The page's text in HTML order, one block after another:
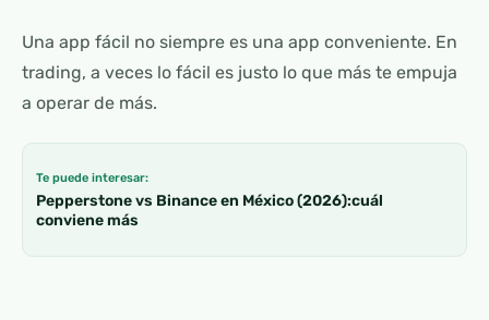
Una app fácil no siempre es una app conveniente. En
trading, a veces lo fácil es justo lo que más te empuja
a operar de más.
Te puede interesar:
Pepperstone vs Binance en México (2026):cuál
conviene más